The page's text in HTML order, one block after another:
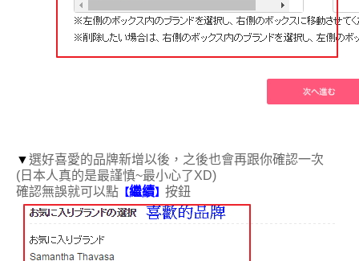
▼選好喜愛的品牌新增以後，之後也會再跟你確認一次
(日本人真的是最謹慎~最小心了XD)
確認無誤就可以點 【繼續】 按鈕